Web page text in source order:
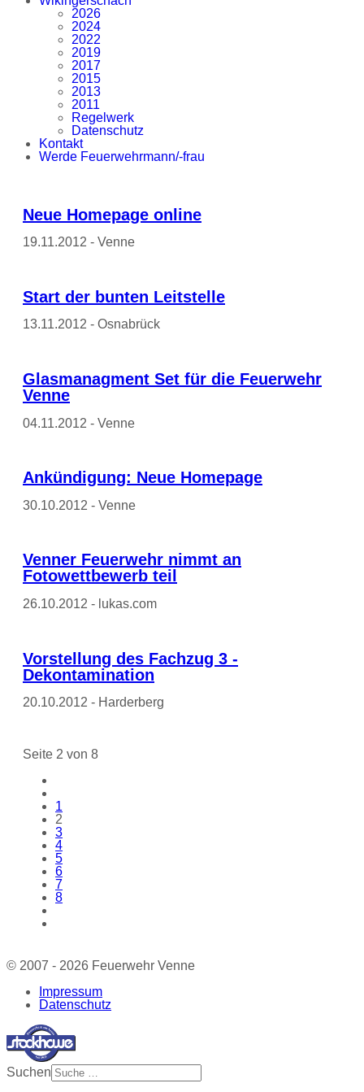
2026
2024
2022
2019
2017
2015
2013
2011
Regelwerk
Datenschutz
Kontakt
Werde Feuerwehrmann/-frau
Neue Homepage online
19.11.2012 - Venne
Start der bunten Leitstelle
13.11.2012 - Osnabrück
Glasmanagment Set für die Feuerwehr
Venne
04.11.2012 - Venne
Ankündigung: Neue Homepage
30.10.2012 - Venne
Venner Feuerwehr nimmt an
Fotowettbewerb teil
26.10.2012 - lukas.com
Vorstellung des Fachzug 3 -
Dekontamination
20.10.2012 - Harderberg
Seite 2 von 8
1
2
3
4
5
6
7
8
© 2007 - 2026 Feuerwehr Venne
Impressum
Datenschutz
Suchen